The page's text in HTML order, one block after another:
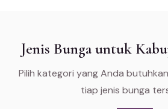
Jenis Bunga untuk
Pilih kategori yang Anda
tiap jenis bunga